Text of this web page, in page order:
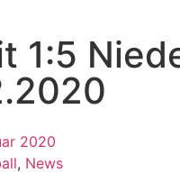
1:5
2020
, News